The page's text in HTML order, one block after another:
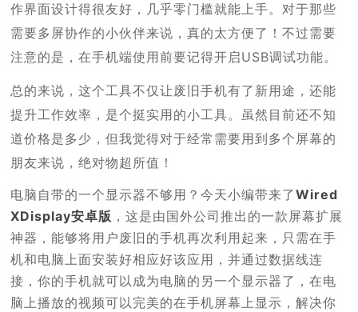
作界面设计得很友好，几乎零门槛就能上手。对于那些
需要多屏协作的小伙伴来说，真的太方便了！不过需要
注意的是，在手机端使用前要记得开启USB调试功能。
总的来说，这个工具不仅让废旧手机有了新用途，还能
提升工作效率，是个挺实用的小工具。虽然目前还不知
道价格是多少，但我觉得对于经常需要用到多个屏幕的
朋友来说，绝对物超所值！
电脑自带的一个显示器不够用？今天小编带来了Wired
XDisplay安卓版 ，这是由国外公司推出的一款屏幕扩展
神器，能够将用户废旧的手机再次利用起来，只需在手
机和电脑上面安装好相应好该应用，并通过数据线连
接，你的手机就可以成为电脑的另一个显示器了，在电
脑上播放的视频可以完美的在手机屏幕上显示，解决你